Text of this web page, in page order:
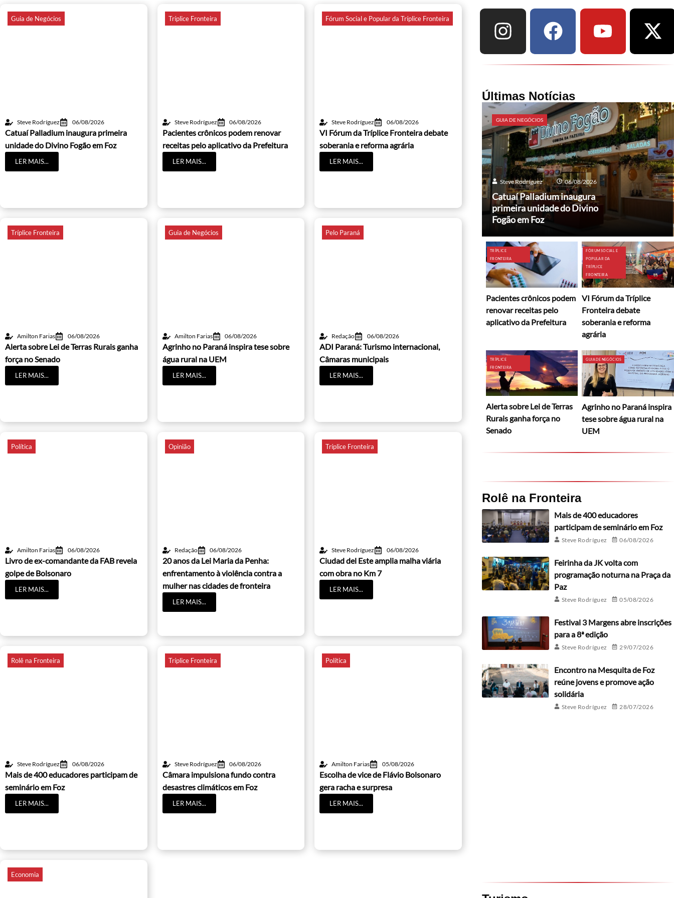
Guia de Negócios
Steve Rodríguez 06/08/2026
Catuaí Palladium inaugura primeira
unidade do Divino Fogão em Foz
LER MAIS...
Tríplice Fronteira
Steve Rodríguez 06/08/2026
Pacientes crônicos podem renovar
receitas pelo aplicativo da Prefeitura
LER MAIS...
Fórum Social e Popular da Tríplice Fronteira
Steve Rodríguez 06/08/2026
VI Fórum da Tríplice Fronteira debate
soberania e reforma agrária
LER MAIS...
Tríplice Fronteira
Amilton Farias 06/08/2026
Alerta sobre Lei de Terras Rurais ganha
força no Senado
LER MAIS...
Guia de Negócios
Amilton Farias 06/08/2026
Agrinho no Paraná inspira tese sobre
água rural na UEM
LER MAIS...
Pelo Paraná
Redação 06/08/2026
ADI Paraná: Turismo internacional,
Câmaras municipais
LER MAIS...
Política
Amilton Farias 06/08/2026
Livro de ex-comandante da FAB revela
golpe de Bolsonaro
LER MAIS...
Opinião
Redação 06/08/2026
20 anos da Lei Maria da Penha:
enfrentamento à violência contra a
mulher nas cidades de fronteira
LER MAIS...
Tríplice Fronteira
Steve Rodríguez 06/08/2026
Ciudad del Este amplia malha viária
com obra no Km 7
LER MAIS...
Rolê na Fronteira
Steve Rodríguez 06/08/2026
Mais de 400 educadores participam de
seminário em Foz
LER MAIS...
Tríplice Fronteira
Steve Rodríguez 06/08/2026
Câmara impulsiona fundo contra
desastres climáticos em Foz
LER MAIS...
Política
Amilton Farias 05/08/2026
Escolha de vice de Flávio Bolsonaro
gera racha e surpresa
LER MAIS...
Economia
Últimas Notícias
GUIA DE NEGÓCIOS
Steve Rodríguez 06/08/2026
Catuaí Palladium inaugura
primeira unidade do Divino
Fogão em Foz
TRÍPLICE
FRONTEIRA
Pacientes crônicos podem
renovar receitas pelo
aplicativo da Prefeitura
FÓRUM SOCIAL E
POPULAR DA
TRÍPLICE
FRONTEIRA
VI Fórum da Tríplice
Fronteira debate
soberania e reforma
agrária
TRÍPLICE
FRONTEIRA
Alerta sobre Lei de Terras
Rurais ganha força no
Senado
GUIA DE NEGÓCIOS
Agrinho no Paraná inspira
tese sobre água rural na
UEM
Rolê na Fronteira
Mais de 400 educadores
participam de seminário em Foz
Steve Rodríguez 06/08/2026
Feirinha da JK volta com
programação noturna na Praça da
Paz
Steve Rodríguez 05/08/2026
Festival 3 Margens abre inscrições
para a 8ª edição
Steve Rodríguez 29/07/2026
Encontro na Mesquita de Foz
reúne jovens e promove ação
solidária
Steve Rodríguez 28/07/2026